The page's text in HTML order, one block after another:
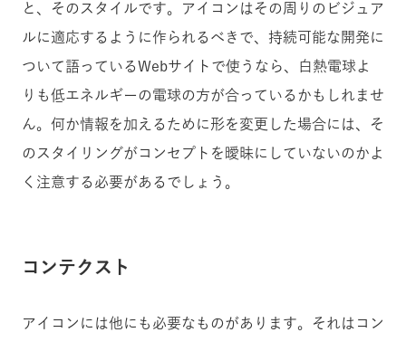
と、そのスタイルです。アイコンはその周りのビジュア
ルに適応するように作られるべきで、持続可能な開発に
ついて語っているWebサイトで使うなら、白熱電球よ
りも低エネルギーの電球の方が合っているかもしれませ
ん。何か情報を加えるために形を変更した場合には、そ
のスタイリングがコンセプトを曖昧にしていないのかよ
く注意する必要があるでしょう。
コンテクスト
アイコンには他にも必要なものがあります。それはコン